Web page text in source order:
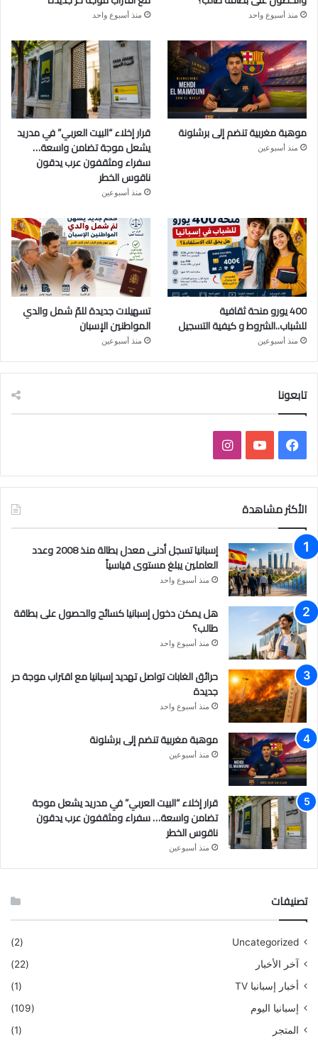
منذ أسبوع واحد منذ أسبوع واحد
موهبة مغربية تنضم إلى برشلونة
منذ أسبوعين
قرار إخلاء “البيت العربي” في مدريد
يشعل موجة تضامن واسعة…
سفراء ومثقفون عرب يدقون
ناقوس الخطر
منذ أسبوعين
400 يورو منحة ثقافية
للشباب..الشروط و كيفية التسجيل
منذ أسبوعين
تسهيلات جديدة للمّ شمل والدي
المواطنين الإسبان
منذ أسبوعين
تابعونا
فيسبوكيوتيوبانستقرام
الأكثر مشاهدة
إسبانيا تسجل أدنى معدل بطالة منذ 2008 وعدد
العاملين يبلغ مستوى قياسياً
منذ أسبوع واحد
هل يمكن دخول إسبانيا كسائح والحصول على بطاقة
طالب؟
منذ أسبوع واحد
حرائق الغابات تواصل تهديد إسبانيا مع اقتراب موجة حر
جديدة
منذ أسبوع واحد
موهبة مغربية تنضم إلى برشلونة
منذ أسبوعين
قرار إخلاء “البيت العربي” في مدريد يشعل موجة
تضامن واسعة… سفراء ومثقفون عرب يدقون
ناقوس الخطر
منذ أسبوعين
تصنيفات
Uncategorized
(2)
آخر الأخبار
(22)
أخبار إسبانبا TV
(1)
إسبانيا اليوم
(109)
المتجر
(1)